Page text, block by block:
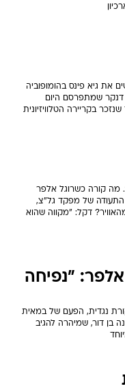
את גיא פינס בהומופוביה
דנקר שמתפרסם היום
בקריירה הטלוויזיונית
מה קורה כשרוגל אלפר
התעודה של מפקד גל"צ,
דקל: "מקווה שהוא
אלפר: "נפיחה
נגדית, הפעם של במאית
בן דור, שמיהרה להגיב